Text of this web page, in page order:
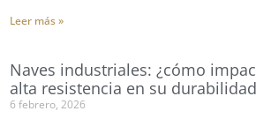
Leer más »
Naves industriales: ¿cómo
alta resistencia en su
6 febrero, 2026